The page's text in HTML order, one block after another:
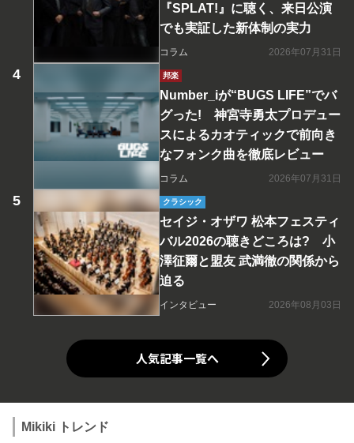
『SPLAT!』に聴く、来日公演
でも実証した新体制の実力
コラム 2026年07月31日
邦楽
Number_iが“BUGS LIFE”でバ
グった! 神宮寺勇太プロデュー
スによるカオティックで前向き
なフォンク曲を徹底レビュー
コラム 2026年07月31日
クラシック
セイジ・オザワ 松本フェスティ
バル2026の聴きどころは? 小
澤征爾と盟友 武満徹の関係から
迫る
インタビュー 2026年08月03日
人気記事一覧へ
Mikiki トレンド